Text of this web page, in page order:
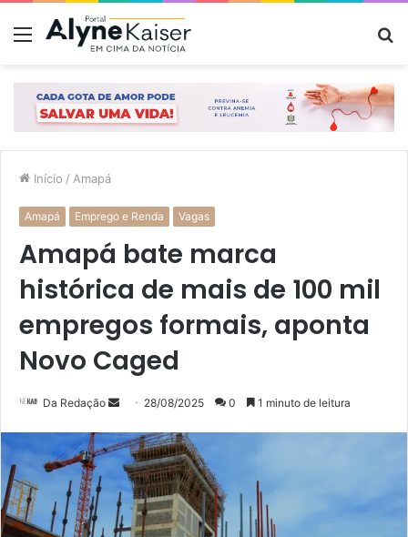
Menu
Início / Amapá
Amapá Emprego e Renda Vagas
Amapá bate marca
histórica de mais de 100 mil
empregos formais, aponta
Novo Caged
Da Redação
Mande
e-
mail
28/08/2025 0 1 minuto de leitura